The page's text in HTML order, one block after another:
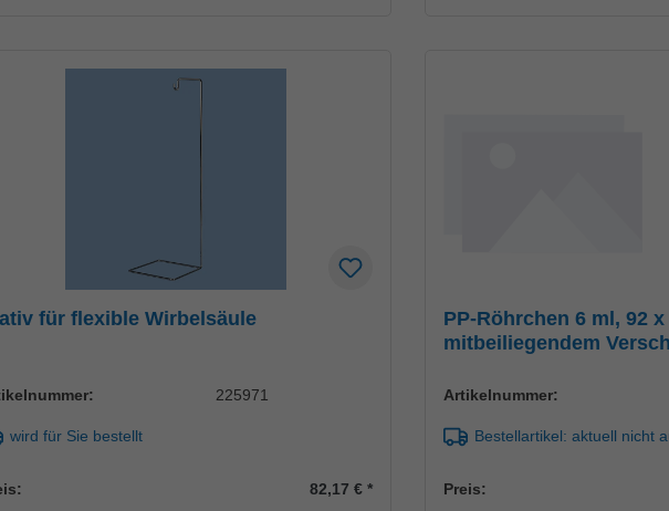
für flexible Wirbelsäule
225971
wird für Sie bestellt
82,17 €*
PP-Röhrchen 6 ml, 92 x
mitbeiliegendem
Artikelnummer:
Bestellartikel: aktuell nicht
Preis: